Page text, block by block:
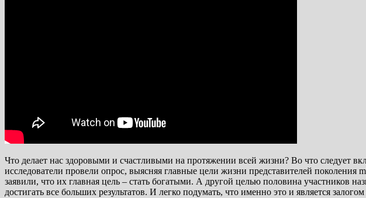
Что делает нас здоровыми и счастливыми на протяжении всей жизни? Во что следует
исследователи провели опрос, выясняя главные цели жизни представителей
заявили, что их главная цель – стать богатыми. А другой целью половина участников
достигать все больших результатов. И легко подумать, что именно это и является